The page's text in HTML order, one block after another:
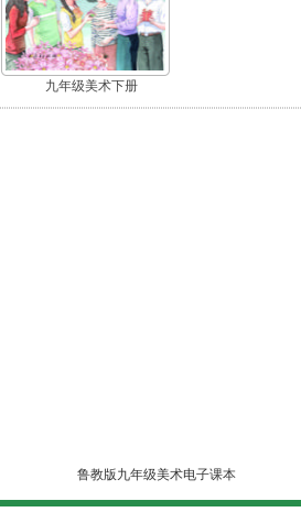
九年级美术下册
鲁教版九年级美术电子课本